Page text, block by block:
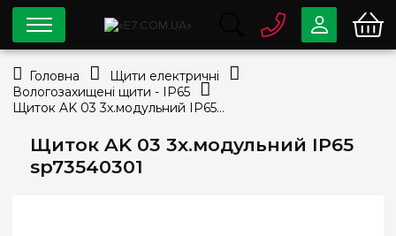
Щиток AK 03 3х.модульний IP65
sp73540301
0 800
info@e7.com.ua
Viber Telegram
Головна
Щити електричні
Вологозахищені щити - IP65
Щиток AK 03 3х.модульний IP65 sp73540301